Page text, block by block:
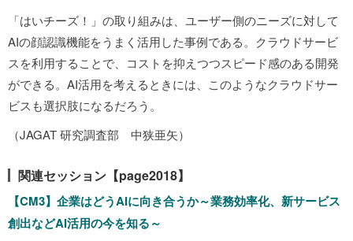
「はいチーズ！」の取り組みは、ユーザー側のニーズに対して
AIの顔認識機能をうまく活用した事例である。クラウドサービ
スを利用することで、コストを抑えつつスピード感のある開発
ができる。AI活用を考えるときには、このようなクラウドサー
ビスも選択肢になるだろう。
（JAGAT 研究調査部 中狭亜矢）
関連セッション【page2018】
【CM3】企業はどうAIに向き合うか～業務効率化、新サービス
創出などAI活用の今を知る～